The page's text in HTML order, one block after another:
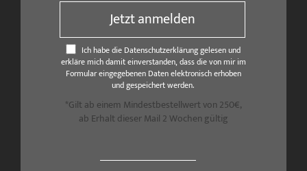
Jetzt anmelden
Ich habe die Datenschutzerklärung gelesen und
erkläre mich damit einverstanden, dass die von mir im
Formular eingegebenen Daten elektronisch erhoben
und gespeichert werden.
*Gilt ab einem Mindestbestellwert von 250€,
ab Erhalt dieser Mail 2 Wochen gültig